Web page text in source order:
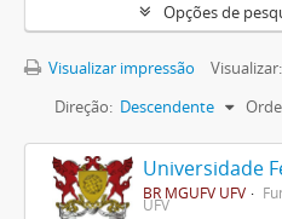
Opções de
Visualizar impressão
Visualizar:
Direção: Descendente
Universidade
BR MGUFV UFV
UFV